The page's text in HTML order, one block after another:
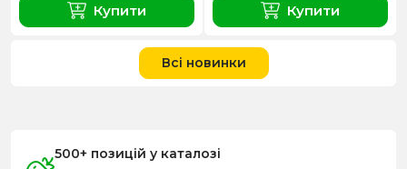
Купити Купити
Всі новинки
500+ позицій у каталозі